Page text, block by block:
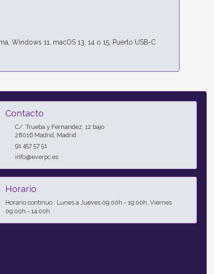
Windows 11, macOS 13, 14 o 15, Puerto USB-C
Contacto
C/. Trueba y Fernandez, 12 bajo
28016 Madrid, Madrid
91 457 57 51
info@everpc.es
Horario
Horario continuo : Lunes a Jueves 09:00h - 19:00h, Viernes
09:00h - 14:00h